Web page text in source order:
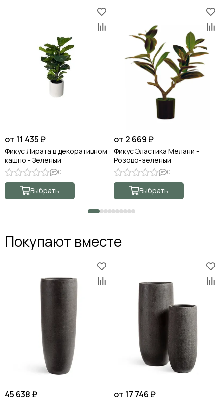
от 11 435 ₽
Фикус Лирата в декоративном
кашпо - Зеленый
0
Выбрать
от 2 669 ₽
Фикус Эластика Мелани -
Розово-зеленый
0
Выбрать
Покупают вместе
45 638 ₽ от 17 746 ₽